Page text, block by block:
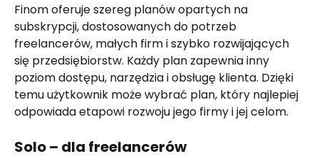
Finom oferuje szereg planów opartych na
subskrypcji, dostosowanych do potrzeb
freelancerów, małych firm i szybko rozwijających
się przedsiębiorstw. Każdy plan zapewnia inny
poziom dostępu, narzędzia i obsługę klienta. Dzięki
temu użytkownik może wybrać plan, który najlepiej
odpowiada etapowi rozwoju jego firmy i jej celom.
Solo – dla freelancerów